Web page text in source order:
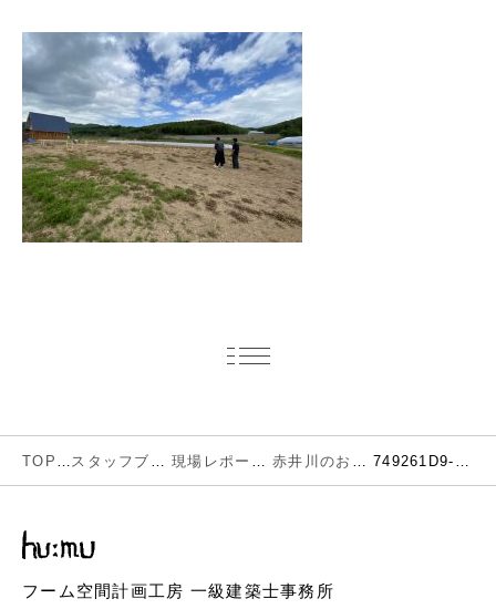
フーム空間計画工房 一級建築士事務所